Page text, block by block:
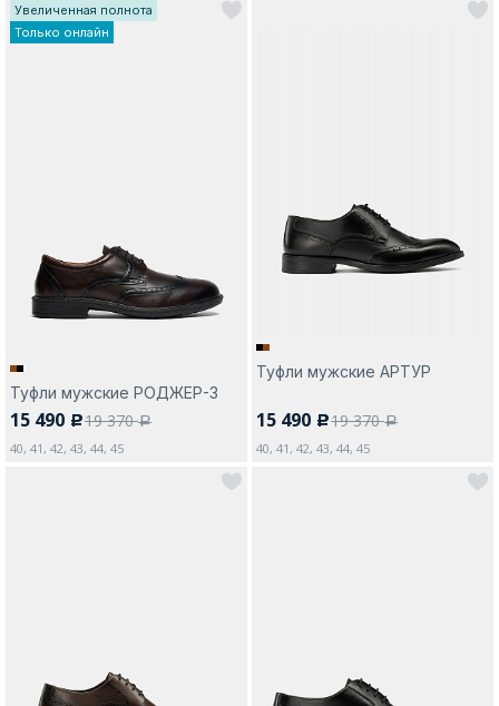
Увеличенная полнота
Только онлайн
Туфли мужские РОДЖЕР-3
15 490 c19 370a
40, 41, 42, 43, 44, 45
Туфли мужские АРТУР
15 490 c19 370a
40, 41, 42, 43, 44, 45